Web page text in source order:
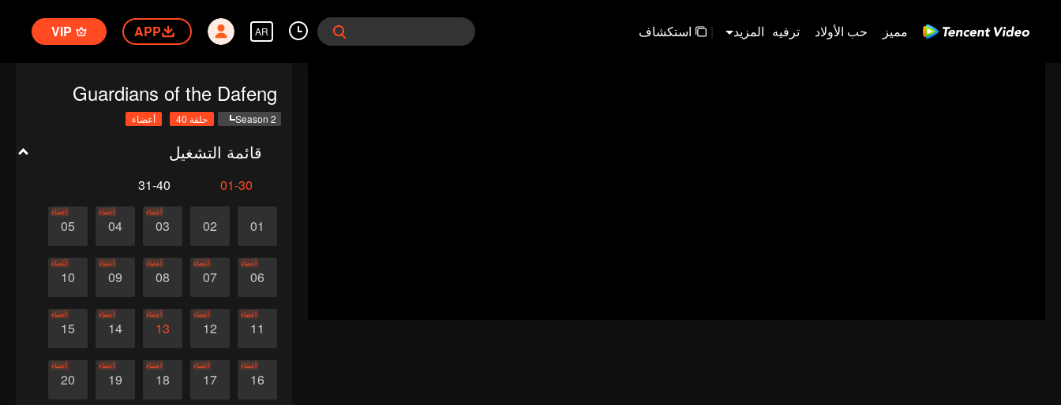
مميز حب الأولاد ترفيه المزيد | استكشاف AR
APP
VIP
Guardians of the Dafeng
Season 2 حلقة 40 أعضاء
قائمة التشغيل
01-30
31-40
01
02
03
أعضاء
04
أعضاء
05
أعضاء
06
أعضاء
07
أعضاء
08
أعضاء
09
أعضاء
10
أعضاء
11
أعضاء
12
أعضاء
13
أعضاء
14
أعضاء
15
أعضاء
16
أعضاء
17
أعضاء
18
أعضاء
19
أعضاء
20
أعضاء